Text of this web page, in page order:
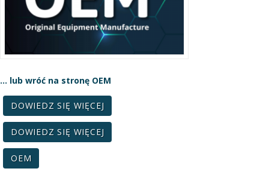
… lub wróć na stronę OEM
DOWIEDZ SIĘ WIĘCEJ
DOWIEDZ SIĘ WIĘCEJ
OEM